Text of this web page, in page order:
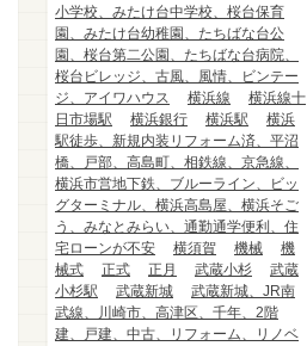
小学校、みたけ台中学校、桜台保育
園、みたけ台幼稚園、たちばな台公
園、桜台第二公園、たちばな台病院、
桜台ビレッジ、古風、風情、ビンテー
ジ、アイワハウス
横浜線
横浜線十
日市場駅
横浜銀行 横浜駅
横浜
駅徒歩、新規内装リフォーム済、平沼
橋、戸部、高島町、相鉄線、京急線、
横浜市営地下鉄、ブルーライン、ビッ
グターミナル、横浜高島屋、横浜そご
う、みなとみらい、通勤通学便利、住
宅ローンが不安
横須賀 機械
機
械式
正式 正月 武蔵小杉
武蔵
小杉駅
武蔵新城
武蔵新城、JR南
武線、川崎市、高津区、千年、2階
建、戸建、中古、リフォーム、リノベ